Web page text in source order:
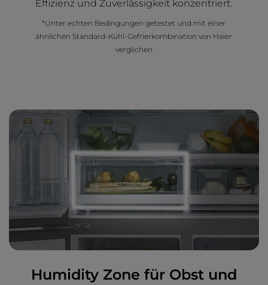
Effizienz und Zuverlässigkeit konzentriert.
*Unter echten Bedingungen getestet und mit einer
ähnlichen Standard-Kühl-Gefrierkombination von Haier
verglichen
Humidity Zone für Obst und